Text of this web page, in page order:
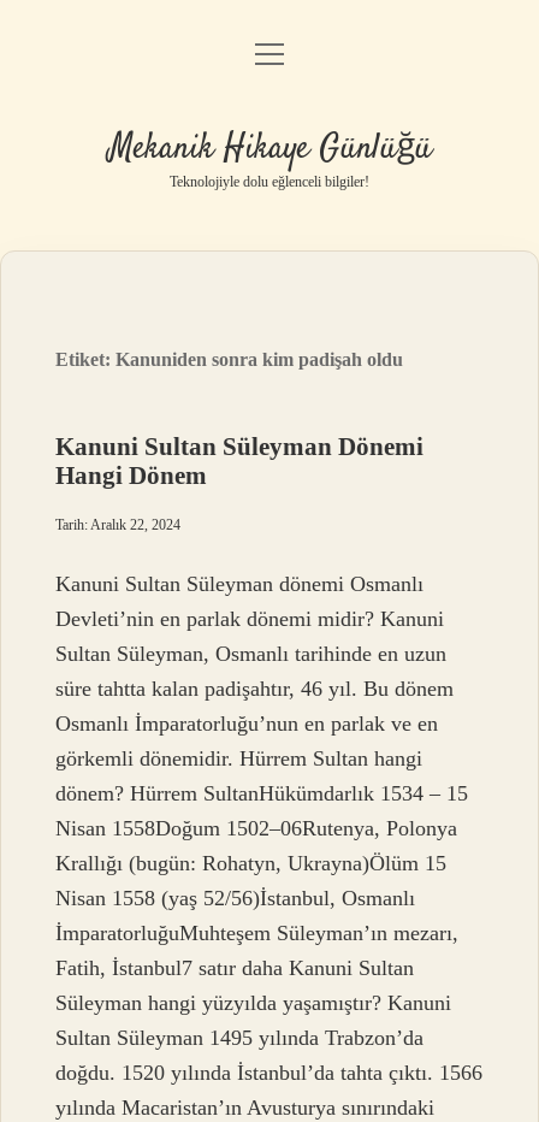
Anasayfa
Yasal Uyarı
menüyü
Mekanik Hikaye Günlüğü
Teknolojiyle dolu eğlenceli bilgiler!
Etiket:Kanuniden sonra kim padişah oldu
Kanuni Sultan Süleyman Dönemi
Hangi Dönem
Tarih: Aralık 22, 2024
Kanuni Sultan Süleyman dönemi Osmanlı
Devleti’nin en parlak dönemi midir? Kanuni
Sultan Süleyman, Osmanlı tarihinde en uzun
süre tahtta kalan padişahtır, 46 yıl. Bu dönem
Osmanlı İmparatorluğu’nun en parlak ve en
görkemli dönemidir. Hürrem Sultan hangi
dönem? Hürrem SultanHükümdarlık 1534 – 15
Nisan 1558Doğum 1502–06Rutenya, Polonya
Krallığı (bugün: Rohatyn, Ukrayna)Ölüm 15
Nisan 1558 (yaş 52/56)İstanbul, Osmanlı
İmparatorluğuMuhteşem Süleyman’ın mezarı,
Fatih, İstanbul7 satır daha Kanuni Sultan
Süleyman hangi yüzyılda yaşamıştır? Kanuni
Sultan Süleyman 1495 yılında Trabzon’da
doğdu. 1520 yılında İstanbul’da tahta çıktı. 1566
yılında Macaristan’ın Avusturya sınırındaki